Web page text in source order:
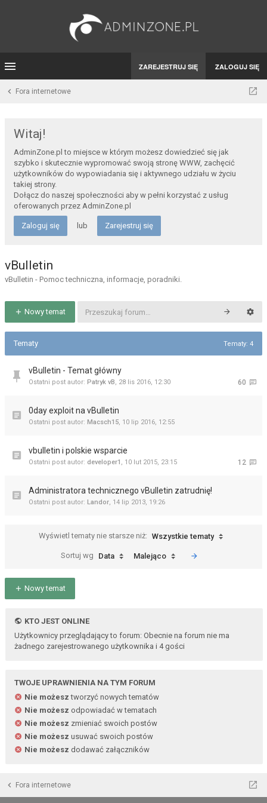
ZAREJESTRUJ SIĘ ZALOGUJ SIĘ
Fora internetowe
Witaj!
AdminZone.pl to miejsce w którym możesz dowiedzieć się jak
szybko i skutecznie wypromować swoją stronę WWW, zachęcić
użytkowników do wypowiadania się i aktywnego udziału w życiu
takiej strony.
Dołącz do naszej społeczności aby w pełni korzystać z usług
oferowanych przez AdminZone.pl
Zaloguj się lub Zarejestruj się
vBulletin
vBulletin - Pomoc techniczna, informacje, poradniki.
Nowy temat
Tematy Tematy: 4
vBulletin - Temat główny
60
Ostatni post autor: Patryk vB, 28 lis 2016, 12:30
0day exploit na vBulletin
Ostatni post autor: Macsch15, 10 lip 2016, 12:55
vbulletin i polskie wsparcie
12
Ostatni post autor: developer1 , 10 lut 2015, 23:15
Administratora technicznego vBulletin zatrudnię!
Ostatni post autor: Landor, 14 lip 2013, 19:26
Wyświetl tematy nie starsze niż: Wszystkie tematy
Sortuj wg Data Malejąco
Nowy temat
KTO JEST ONLINE
Użytkownicy przeglądający to forum: Obecnie na forum nie ma
żadnego zarejestrowanego użytkownika i 4 gości
TWOJE UPRAWNIENIA NA TYM FORUM
Nie możesz tworzyć nowych tematów
Nie możesz odpowiadać w tematach
Nie możesz zmieniać swoich postów
Nie możesz usuwać swoich postów
Nie możesz dodawać załączników
Fora internetowe